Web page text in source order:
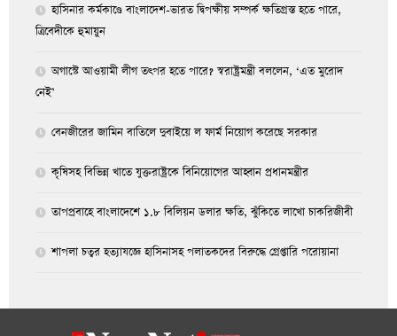
হাসিনার কর্মকাণ্ডে বাংলাদেশ-ভারত দ্বিপক্ষীয় সম্পর্ক ক্ষতিগ্রস্ত হতে পারে,
ত্রিবেদীকে হুমায়ুন
অগাস্টে আওয়ামী লীগ তৎপর হতে পারে? স্বরাষ্ট্রমন্ত্রী বললেন, ‘এত মুরোদ
নেই’
বেনজীরের জামিন বাতিলে দুবাইয়ে ল ফার্ম নিয়োগ করেছে সরকার
কৃষিসহ বিভিন্ন খাতে যুক্তরাষ্ট্রকে বিনিয়োগের আহ্বান প্রধানমন্ত্রীর
তাপপ্রবাহে বাংলাদেশে ১.৮ বিলিয়ন ডলার ক্ষতি, ঝুঁকিতে লাখো চাকরিজীবী
শাপলা চত্বর হত্যাযজ্ঞে হাসিনাসহ পলাতকদের বিরুদ্ধে গ্রেপ্তারি পরোয়ানা